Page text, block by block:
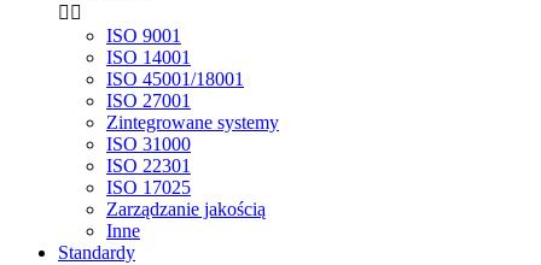
 
ISO 9001
ISO 14001
ISO 45001/18001
ISO 27001
Zintegrowane systemy
ISO 31000
ISO 22301
ISO 17025
Zarządzanie jakością
Inne
Standardy